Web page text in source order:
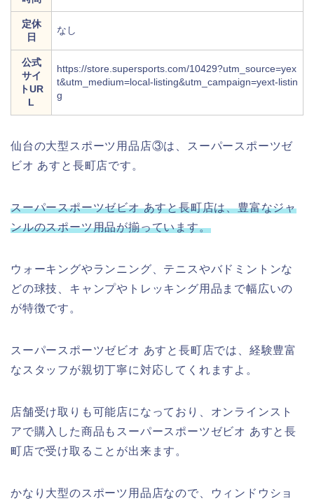
定休
日
なし
公式
サイ
トUR
L
https://store.supersports.com/10429?utm_source=yex
t&utm_medium=local-listing&utm_campaign=yext-listin
g
仙台の大型スポーツ用品店③は、スーパースポーツゼ
ビオ あすと長町店です。
スーパースポーツゼビオ あすと長町店は、豊富なジャ
ンルのスポーツ用品が揃っています。
ウォーキングやランニング、テニスやバドミントンな
どの球技、キャンプやトレッキング用品まで幅広いの
が特徴です。
スーパースポーツゼビオ あすと長町店では、経験豊富
なスタッフが親切丁寧に対応してくれますよ。
店舗受け取りも可能店になっており、オンラインスト
アで購入した商品もスーパースポーツゼビオ あすと長
町店で受け取ることが出来ます。
かなり大型のスポーツ用品店なので、ウィンドウショ